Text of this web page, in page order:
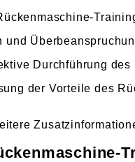
und
Durchführung
der Vorteile des